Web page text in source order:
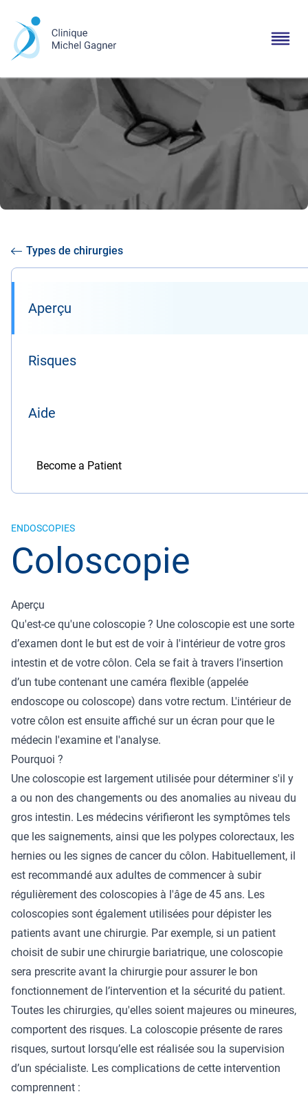
Types de chirurgies
Aperçu
Risques
Aide
Become a Patient
ENDOSCOPIES
Coloscopie
Aperçu
Qu'est-ce qu'une coloscopie ? Une coloscopie est une sorte
d’examen dont le but est de voir à l'intérieur de votre gros
intestin et de votre côlon. Cela se fait à travers l’insertion
d’un tube contenant une caméra flexible (appelée
endoscope ou coloscope) dans votre rectum. L'intérieur de
votre côlon est ensuite affiché sur un écran pour que le
médecin l'examine et l'analyse.
Pourquoi ?
Une coloscopie est largement utilisée pour déterminer s'il y
a ou non des changements ou des anomalies au niveau du
gros intestin. Les médecins vérifieront les symptômes tels
que les saignements, ainsi que les polypes colorectaux, les
hernies ou les signes de cancer du côlon. Habituellement, il
est recommandé aux adultes de commencer à subir
régulièrement des coloscopies à l'âge de 45 ans. Les
coloscopies sont également utilisées pour dépister les
patients avant une chirurgie. Par exemple, si un patient
choisit de subir une chirurgie bariatrique, une coloscopie
sera prescrite avant la chirurgie pour assurer le bon
fonctionnement de l’intervention et la sécurité du patient.
Toutes les chirurgies, qu'elles soient majeures ou mineures,
comportent des risques. La coloscopie présente de rares
risques, surtout lorsqu’elle est réalisée sou la supervision
d’un spécialiste. Les complications de cette intervention
comprennent :